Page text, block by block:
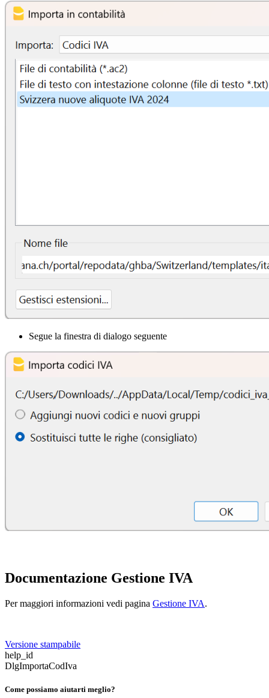
Segue la finestra di dialogo seguente
Documentazione Gestione IVA
Per maggiori informazioni vedi pagina Gestione IVA.
Versione stampabile
help_id
DlgImportaCodIva
Come possiamo aiutarti meglio?